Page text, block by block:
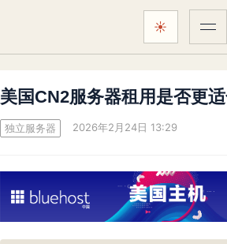
颜色主题：
☀跟随系统 菜
美国CN2服务器租用是否更
独立服务器 2026年2月24日 13:29